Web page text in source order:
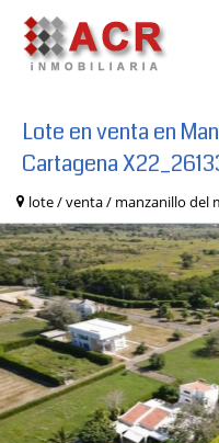
Lote en venta en
Cartagena
lote / venta / manzanillo